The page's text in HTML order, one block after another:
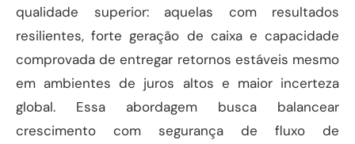
qualidade superior: aquelas com resultados
resilientes, forte geração de caixa e capacidade
comprovada de entregar retornos estáveis mesmo
em ambientes de juros altos e maior incerteza
global. Essa abordagem busca balancear
crescimento com segurança de fluxo de